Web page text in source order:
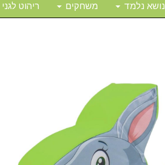
נושא נלמד משחקים ריהוט